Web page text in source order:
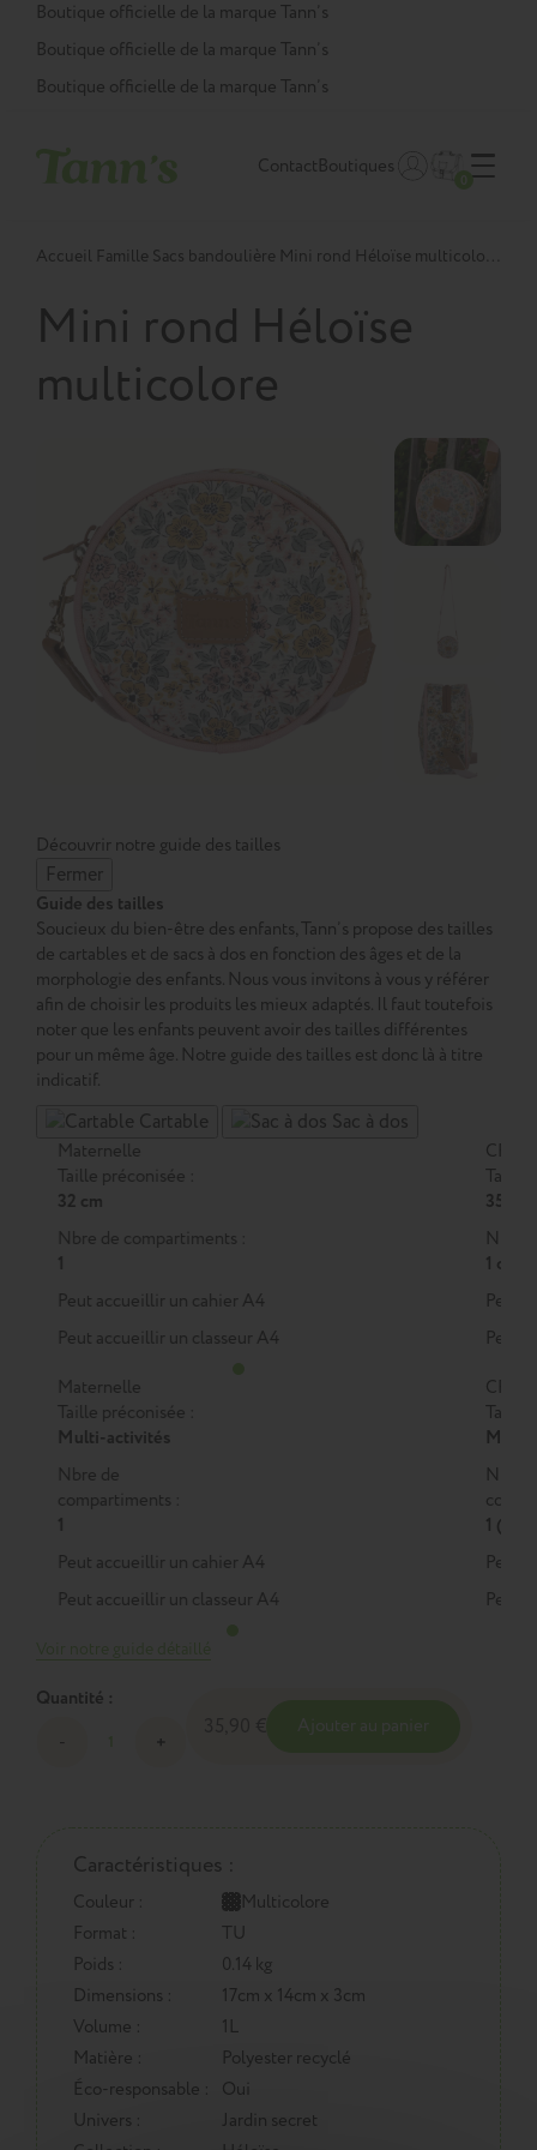
Panneau de gestion des cookies
Boutique officielle de la marque Tann’s
Boutique officielle de la marque Tann’s
Boutique officielle de la marque Tann’s
ContactBoutiques
Accueil Famille Sacs bandoulière Mini rond Héloïse multicolore TU
Mini rond Héloïse
multicolore
Découvrir notre guide des tailles
Fermer
Guide des tailles
Soucieux du bien-être des enfants, Tann’s propose des tailles
de cartables et de sacs à dos en fonction des âges et de la
morphologie des enfants. Nous vous invitons à vous y référer
afin de choisir les produits les mieux adaptés. Il faut toutefois
noter que les enfants peuvent avoir des tailles différentes
pour un même âge. Notre guide des tailles est donc là à titre
indicatif.
Cartable Sac à dos
Maternelle
Taille préconisée :
32 cm
Nbre de compartiments :
1
Peut accueillir un cahier A4
Peut accueillir un classeur A4
CP
Taille
35 cm
Nbre
1 ou 2
Peut
Peut
Maternelle
Taille préconisée :
Multi-activités
Nbre de
compartiments :
1
Peut accueillir un cahier A4
Peut accueillir un classeur A4
CP
Taille
M
Nbre
1 (M)
Peut
Peut
Quantité :
Caractéristiques :
Couleur :
Multicolore
Format :
TU
Poids :
0.14 kg
Dimensions :
17cm x 14cm x 3cm
Volume :
1L
Matière :
Polyester recyclé
Éco-responsable :
Oui
Univers :
Jardin secret